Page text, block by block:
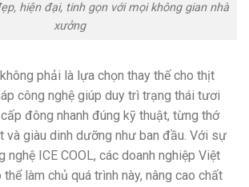
hiện đại, tinh gọn với mọi không gian nhà
xưởng
phải là lựa chọn thay thế cho thịt
công nghệ giúp duy trì trạng thái tươi
đông nhanh đúng kỹ thuật, từng thớ
và giàu dinh dưỡng như ban đầu. Với sự
nghệ ICE COOL, các doanh nghiệp Việt
thể làm chủ quá trình này, nâng cao chất